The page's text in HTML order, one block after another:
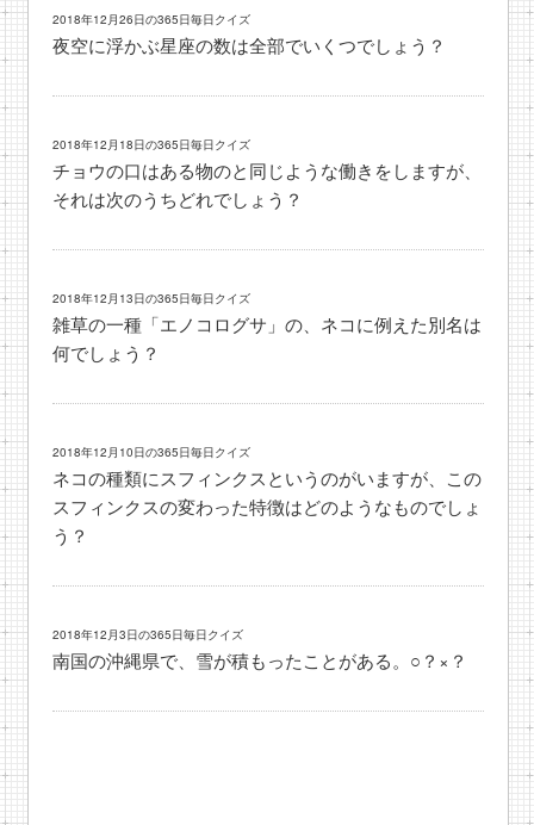
2018年12月26日の365日毎日クイズ
夜空に浮かぶ星座の数は全部でいくつでしょう？
2018年12月18日の365日毎日クイズ
チョウの口はある物のと同じような働きをしますが、
それは次のうちどれでしょう？
2018年12月13日の365日毎日クイズ
雑草の一種「エノコログサ」の、ネコに例えた別名は
何でしょう？
2018年12月10日の365日毎日クイズ
ネコの種類にスフィンクスというのがいますが、この
スフィンクスの変わった特徴はどのようなものでしょ
う？
2018年12月3日の365日毎日クイズ
南国の沖縄県で、雪が積もったことがある。○？×？